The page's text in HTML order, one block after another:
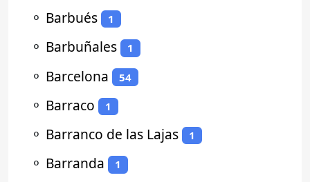
⚬ Barbués 1
⚬ Barbuñales 1
⚬ Barcelona 54
⚬ Barraco 1
⚬ Barranco de las Lajas 1
⚬ Barranda 1